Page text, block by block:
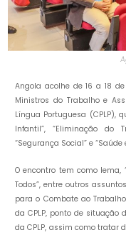
Angola acolhe de 16 a 18
Ministros do Trabalho e
Língua Portuguesa (CPLP),
Infantil”, “Eliminação do
“Segurança Social” e
O encontro tem como lema,
Todos”, entre outros
para o Combate ao
da CPLP, ponto de situação
da CPLP, assim como tratar